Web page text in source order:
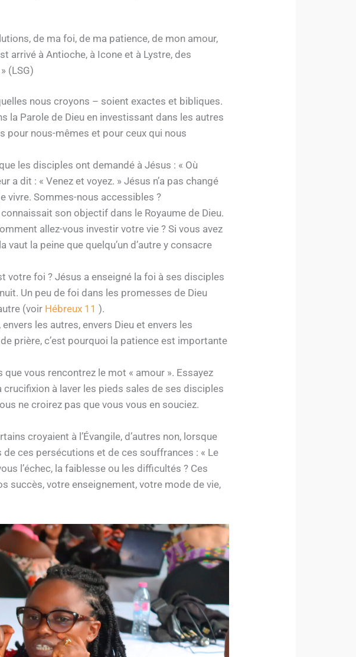
de ma foi, de ma patience, de mon amour,
arrivé à Antioche, à Icone et à Lystre, des
(LSG)
nous croyons – soient exactes et bibliques.
la Parole de Dieu en investissant dans les autres
pour nous-mêmes et pour ceux qui nous
les disciples ont demandé à Jésus : « Où
a dit : « Venez et voyez. » Jésus n’a pas changé
vivre. Sommes-nous accessibles ?
son objectif dans le Royaume de Dieu.
allez-vous investir votre vie ? Si vous avez
la peine que quelqu’un d’autre y consacre
votre foi ? Jésus a enseigné la foi à ses disciples
Un peu de foi dans les promesses de Dieu
(voir Hébreux 11 ).
les autres, envers Dieu et envers les
prière, c’est pourquoi la patience est importante
vous rencontrez le mot « amour ». Essayez
à laver les pieds sales de ses disciples
ne croirez pas que vous vous en souciez.
croyaient à l’Évangile, d’autres non, lorsque
ces persécutions et de ces souffrances : « Le
l’échec, la faiblesse ou les difficultés ? Ces
votre enseignement, votre mode de vie,